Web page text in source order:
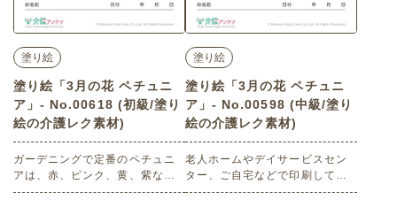
塗り絵
塗り絵「3月の花 ペチュニ
ア」- No.00618 (初級/塗り
絵の介護レク素材)
ガーデニングで定番のペチュニ
アは、赤、ピンク、黄、紫など
色もさまざま。花壇を彩りま
塗り絵
塗り絵「3月の花 ペチュニ
ア」- No.00598 (中級/塗り
絵の介護レク素材)
老人ホームやデイサービスセン
ター、ご自宅などで印刷してお
使いいただける無料の高齢者向